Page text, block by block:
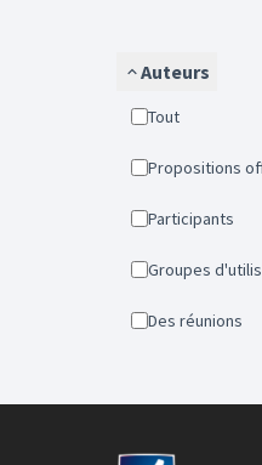
Auteurs
Tout
Propositions
Participants
Groupes
Des réunions